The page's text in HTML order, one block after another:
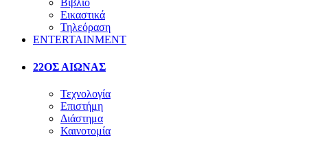
Βιβλίο
Εικαστικά
Τηλεόραση
ENTERTAINMENT
22ΟΣ ΑΙΩΝΑΣ
Τεχνολογία
Επιστήμη
Διάστημα
Καινοτομία